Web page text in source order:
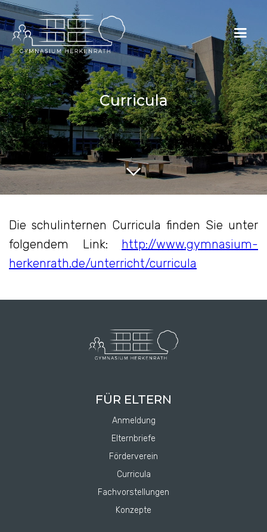
Curricula
Die schulinternen Curricula finden Sie unter
folgendem Link: http://www.gymnasium-
herkenrath.de/unterricht/curricula
FÜR ELTERN
Anmeldung
Elternbriefe
Förderverein
Curricula
Fachvorstellungen
Konzepte